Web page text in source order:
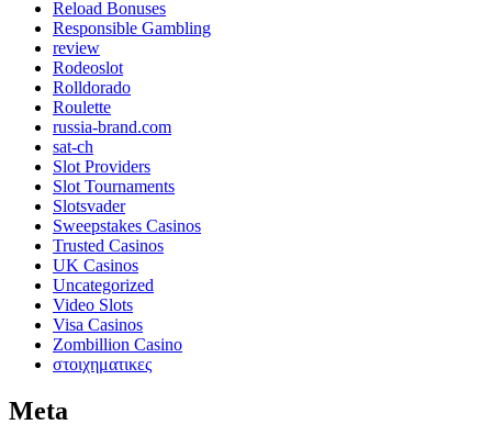
Reload Bonuses
Responsible Gambling
review
Rodeoslot
Rolldorado
Roulette
russia-brand.com
sat-ch
Slot Providers
Slot Tournaments
Slotsvader
Sweepstakes Casinos
Trusted Casinos
UK Casinos
Uncategorized
Video Slots
Visa Casinos
Zombillion Casino
στοιχηματικες
Meta